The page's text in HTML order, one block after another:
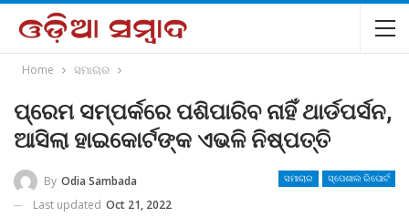
Home ସମାଚାର
ପ୍ରେମ ସମ୍ପର୍କରେ ପଶିପାରିବ ନାହିଁ ଥାର୍ଡପର୍ସନ,
ଆସିଲା ହାଇକୋର୍ଟଙ୍କ ଏଭଳି ନିଷ୍ପତ୍ତି
ସମାଚାର ସ୍ପେଶାଲ ରିପୋର୍ଟ
By Odia Sambada
Last updated Oct 21, 2022